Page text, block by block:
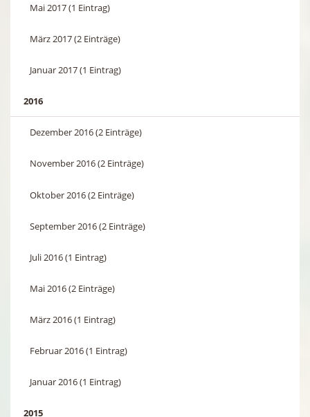
Mai 2017 (1 Eintrag)
März 2017 (2 Einträge)
Januar 2017 (1 Eintrag)
2016
Dezember 2016 (2 Einträge)
November 2016 (2 Einträge)
Oktober 2016 (2 Einträge)
September 2016 (2 Einträge)
Juli 2016 (1 Eintrag)
Mai 2016 (2 Einträge)
März 2016 (1 Eintrag)
Februar 2016 (1 Eintrag)
Januar 2016 (1 Eintrag)
2015